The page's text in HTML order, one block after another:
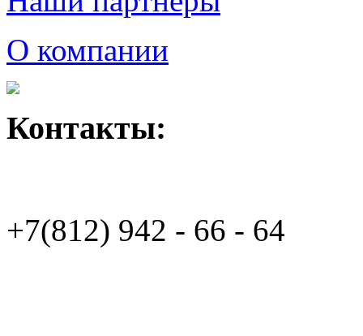
О компании
Контакты:
+7(812) 942 - 66 - 64